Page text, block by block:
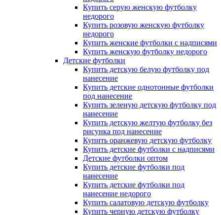
Купить серую женскую футболку
недорого
Купить розовую женскую футболку
недорого
Купить женские футболки с надписями
Купить женскую футболку недорого
Детские футболки
Купить детскую белую футболку под
нанесение
Купить детские однотонные футболки
под нанесение
Купить зеленую детскую футболку под
нанесение
Купить детскую желтую футболку без
рисунка под нанесение
Купить оранжевую детскую футболку
Купить детские футболки с надписями
Детские футболки оптом
Купить детские футболки под
нанесение
Купить детские футболки под
нанесение недорого
Купить салатовую детскую футболку
Купить черную детскую футболку